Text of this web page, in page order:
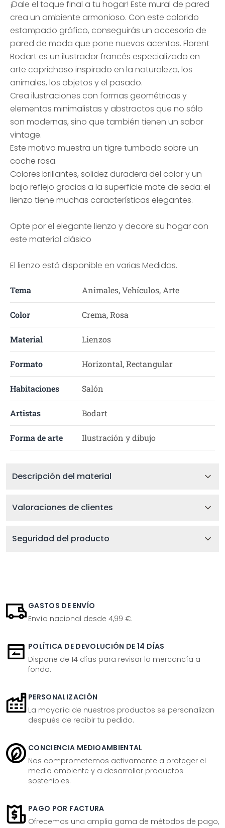
¡Dale el toque final a tu hogar! Este mural de pared
crea un ambiente armonioso. Con este colorido
estampado gráfico, conseguirás un accesorio de
pared de moda que pone nuevos acentos. Florent
Bodart es un ilustrador francés especializado en
arte caprichoso inspirado en la naturaleza, los
animales, los objetos y el pasado.
Crea ilustraciones con formas geométricas y
elementos minimalistas y abstractos que no sólo
son modernas, sino que también tienen un sabor
vintage.
Este motivo muestra un tigre tumbado sobre un
coche rosa.
Colores brillantes, solidez duradera del color y un
bajo reflejo gracias a la superficie mate de seda: el
lienzo tiene muchas características elegantes.
Opte por el elegante lienzo y decore su hogar con
este material clásico
El lienzo está disponible en varias Medidas.
Tema Animales, Vehículos, Arte
Color Crema, Rosa
Material Lienzos
Formato Horizontal, Rectangular
Habitaciones Salón
Artistas Bodart
Forma de arte Ilustración y dibujo
Descripción del material
Valoraciones de clientes
Seguridad del producto
GASTOS DE ENVÍO
Envío nacional desde 4,99 €.
POLÍTICA DE DEVOLUCIÓN DE 14 DÍAS
Dispone de 14 días para revisar la mercancía a
fondo.
PERSONALIZACIÓN
La mayoría de nuestros productos se personalizan
después de recibir tu pedido.
CONCIENCIA MEDIOAMBIENTAL
Nos comprometemos activamente a proteger el
medio ambiente y a desarrollar productos
sostenibles.
PAGO POR FACTURA
Ofrecemos una amplia gama de métodos de pago,